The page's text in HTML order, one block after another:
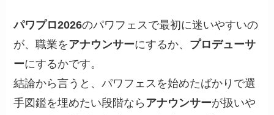
パワプロ2026のパワフェスで最初に迷いやすいの
が、職業をアナウンサーにするか、 プロデューサ
ーにするかです。
結論から言うと、パワフェスを始めたばかりで選
手図鑑を埋めたい段階なら アナウンサーが扱いや